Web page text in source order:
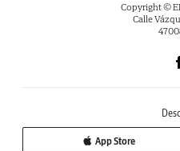
Copyright ©
Calle
App Store